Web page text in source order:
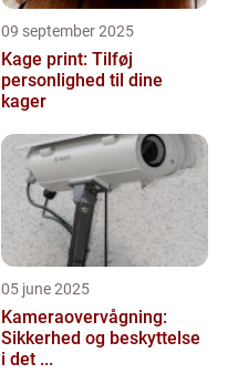
09 september 2025
Kage print: Tilføj
personlighed til dine
kager
05 june 2025
Kameraovervågning:
Sikkerhed og beskyttelse
i det ...